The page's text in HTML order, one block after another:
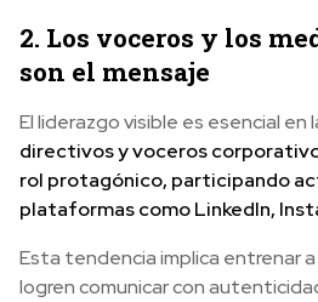
2. Los voceros y los
son el mensaje
El liderazgo visible es esencial en
directivos y voceros
rol protagónico, participando
plataformas como LinkedIn,
Esta tendencia implica entrenar
logren comunicar con